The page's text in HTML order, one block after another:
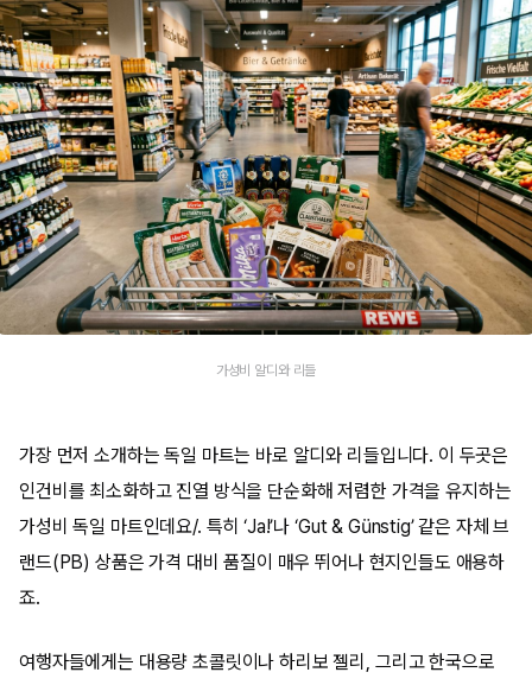
가성비 알디와 리들
가장 먼저 소개하는 독일 마트는 바로 알디와 리들입니다. 이 두곳은
인건비를 최소화하고 진열 방식을 단순화해 저렴한 가격을 유지하는
가성비 독일 마트인데요/. 특히 ‘Ja!’나 ‘Gut & Günstig’ 같은 자체 브
랜드(PB) 상품은 가격 대비 품질이 매우 뛰어나 현지인들도 애용하
죠.
여행자들에게는 대용량 초콜릿이나 하리보 젤리, 그리고 한국으로